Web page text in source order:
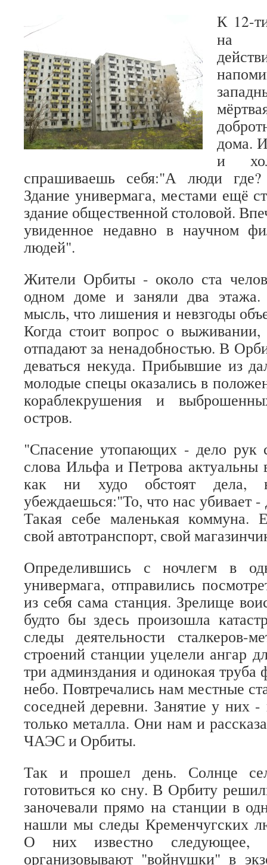
К 12-
на
дома.
и
спрашиваешь себя:"А люди
Здание универмага, местами ещё
здание общественной столовой.
увиденное недавно в научном
людей".
Жители Орбиты - около ста
одном доме и заняли два этажа.
мысль, что лишения и невзгоды
Когда стоит вопрос о
отпадают за ненадобностью. В
деваться некуда. Прибывшие из
молодые спецы оказались в
кораблекрушения и
остров.
"Спасение утопающих - дело
слова Ильфа и Петрова актуальны
как ни худо обстоят дела,
убеждаешься:"То, что нас убивает -
Такая себе маленькая коммуна.
свой автотранспорт, свой
Определившись с ночлегм в
универмага, отправились
из себя сама станция. Зрелище
будто бы здесь произошла
следы деятельности сталкеров-
строений станции уцелели ангар
три админздания и одинокая труба
небо. Повтречались нам местные
соседней деревни. Занятие у них
только металла. Они нам и
ЧАЭС и Орбиты.
Так и прошел день. Солнце
готовиться ко сну. В Орбиту
заночевали прямо на станции в
нашли мы следы Кременчугских
О них известно следующее,
организовывают "войнушки" в